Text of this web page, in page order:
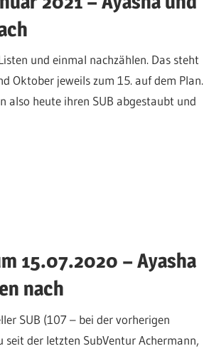
und einmal nachzählen. Das steht
Oktober jeweils zum 15. auf dem Plan.
also heute ihren SUB abgestaubt und
15.07.2020 – Ayasha
nach
SUB (107 – bei der vorherigen
der letzten SubVentur Achermann,